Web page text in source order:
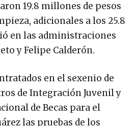
19.8 millones de pesos
adicionales a los 25.8
en las administraciones
y Felipe Calderón.
en el sexenio de
de Integración Juvenil y
de Becas para el
las pruebas de los